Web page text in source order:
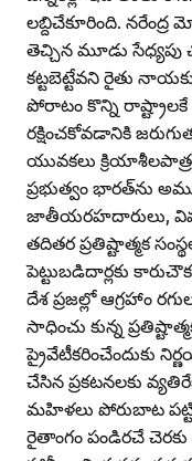
లబ్దిచేకూరింది.
తెచ్చిన మూడు సేధ్యపు
కట్టబెట్టేవని రైతు
పోరాటం కొన్ని
రక్షించకోవడానికి
యువకలు
ప్రభుత్వం భారత్‌ను
జాతీయరహదారులు,
తదితర ప్రతిష్టాత్మక
పెట్టుబడిదార్లకు
దేశ ప్రజల్లో ఆగ్రహాం
సాధించు కున్న
ప్రైవేటీకరించేందుకు
చేసిన ప్రకటనలకు
మహిళలు పోరుబాట
రైతాంగం పండిరచే